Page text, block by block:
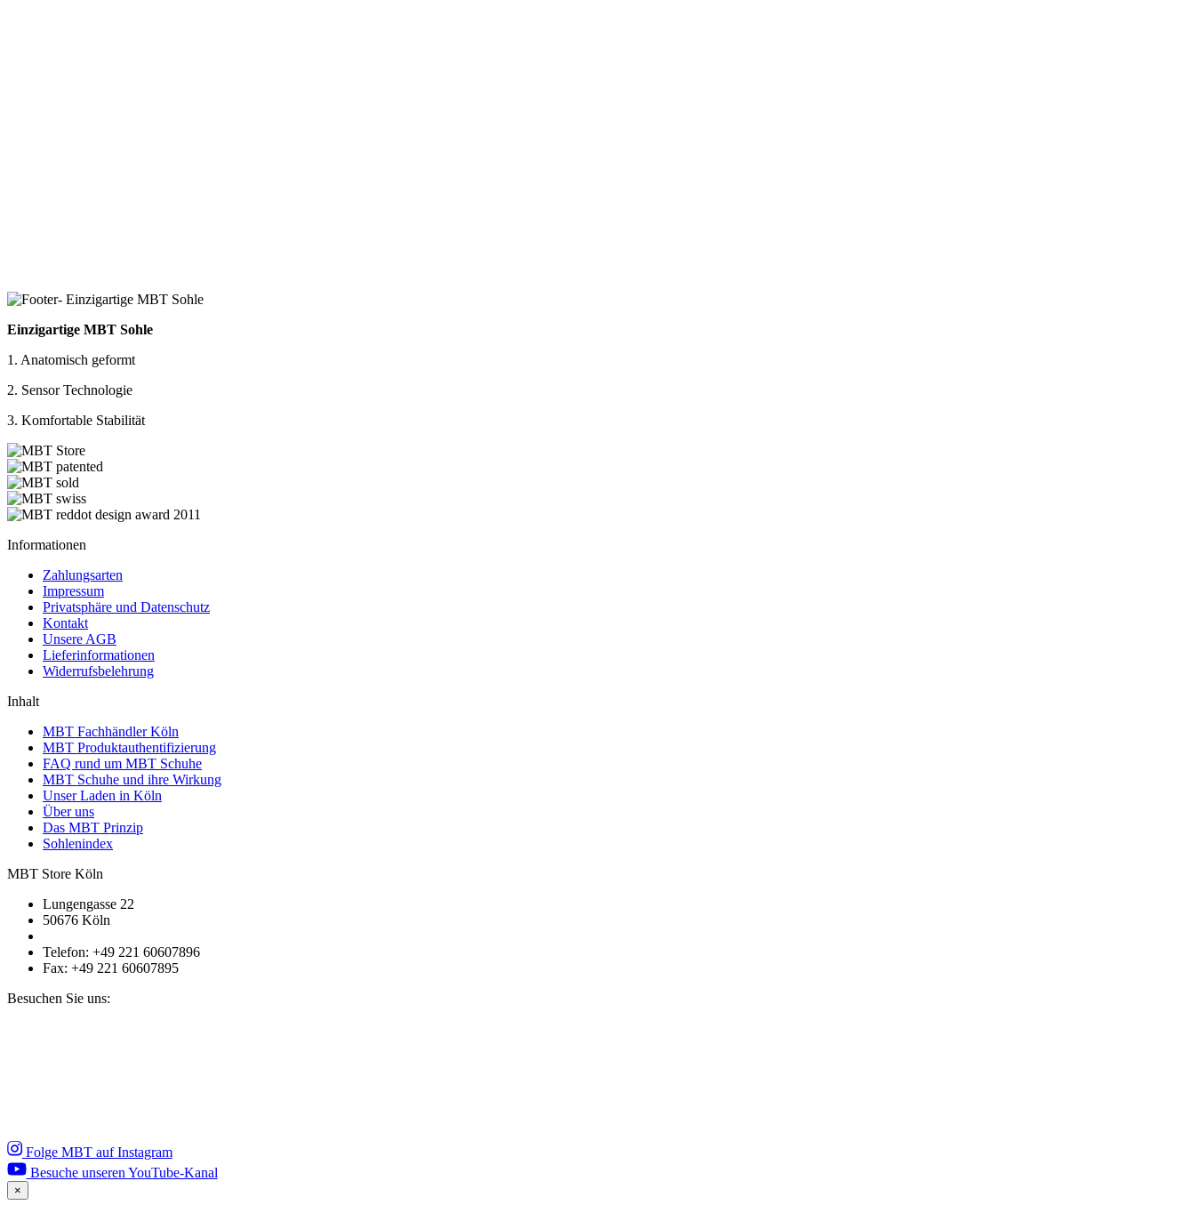
Einzigartige MBT Sohle
1. Anatomisch geformt
2. Sensor Technologie
3. Komfortable Stabilität
Informationen
Zahlungsarten
Impressum
Privatsphäre und Datenschutz
Kontakt
Unsere AGB
Lieferinformationen
Widerrufsbelehrung
Inhalt
MBT Fachhändler Köln
MBT Produktauthentifizierung
FAQ rund um MBT Schuhe
MBT Schuhe und ihre Wirkung
Unser Laden in Köln
Über uns
Das MBT Prinzip
Sohlenindex
MBT Store Köln
Lungengasse 22
50676 Köln
Telefon: +49 221 60607896
Fax: +49 221 60607895
Besuchen Sie uns:
Folge MBT auf Instagram
Besuche unseren YouTube-Kanal
×
Close